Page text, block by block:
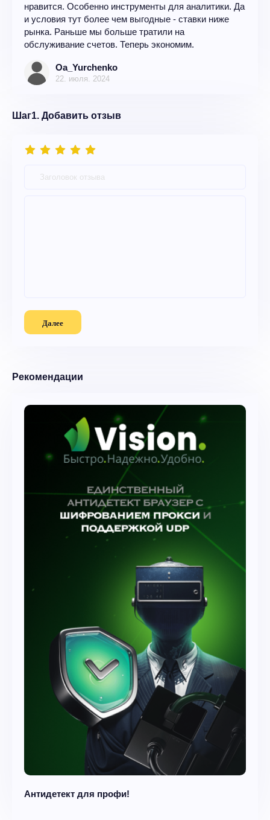
нравится. Особенно инструменты для аналитики. Да
и условия тут более чем выгодные - ставки ниже
рынка. Раньше мы больше тратили на
обслуживание счетов. Теперь экономим.
Oa_Yurchenko
22. июля. 2024
Шаг1. Добавить отзыв
Далее
Рекомендации
Антидетект для профи!